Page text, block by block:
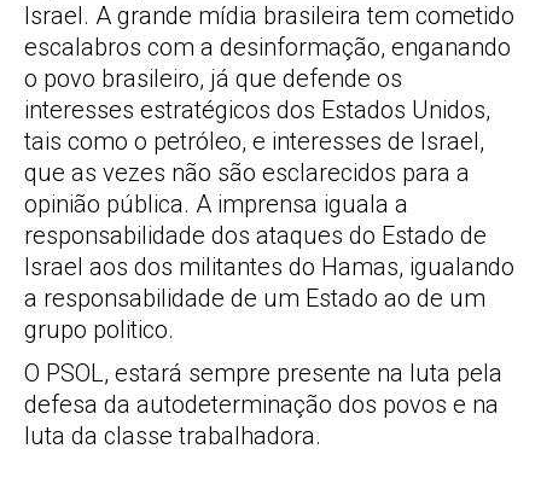
Israel. A grande mídia brasileira tem cometido
escalabros com a desinformação, enganando
o povo brasileiro, já que defende os
interesses estratégicos dos Estados Unidos,
tais como o petróleo, e interesses de Israel,
que as vezes não são esclarecidos para a
opinião pública. A imprensa iguala a
responsabilidade dos ataques do Estado de
Israel aos dos militantes do Hamas, igualando
a responsabilidade de um Estado ao de um
grupo politico.
O PSOL, estará sempre presente na luta pela
defesa da autodeterminação dos povos e na
luta da classe trabalhadora.